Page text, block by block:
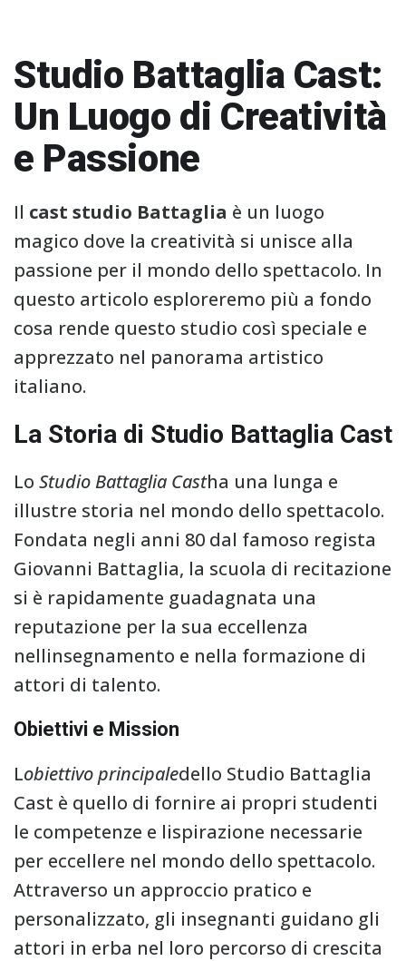
Studio Battaglia Cast:
Un Luogo di Creatività
e Passione
Il cast studio Battaglia è un luogo
magico dove la creatività si unisce alla
passione per il mondo dello spettacolo. In
questo articolo esploreremo più a fondo
cosa rende questo studio così speciale e
apprezzato nel panorama artistico
italiano.
La Storia di Studio Battaglia Cast
Lo Studio Battaglia Castha una lunga e
illustre storia nel mondo dello spettacolo.
Fondata negli anni 80 dal famoso regista
Giovanni Battaglia, la scuola di recitazione
si è rapidamente guadagnata una
reputazione per la sua eccellenza
nellinsegnamento e nella formazione di
attori di talento.
Obiettivi e Mission
Lobiettivo principaledello Studio Battaglia
Cast è quello di fornire ai propri studenti
le competenze e lispirazione necessarie
per eccellere nel mondo dello spettacolo.
Attraverso un approccio pratico e
personalizzato, gli insegnanti guidano gli
attori in erba nel loro percorso di crescita